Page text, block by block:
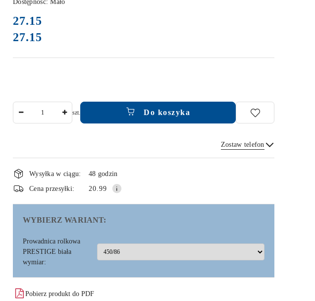
Dostępność:Mało
cena:
27.15
Cena:
27.15
szt. Do koszyka
Zostaw telefon
Wyślij
Dostępność
i
dostawa
Wysyłka w ciągu:
48 godzin
Cena przesyłki:
20.99
WYBIERZ WARIANT:
Prowadnica rolkowa
PRESTIGE biała
wymiar:
Pobierz produkt do PDF